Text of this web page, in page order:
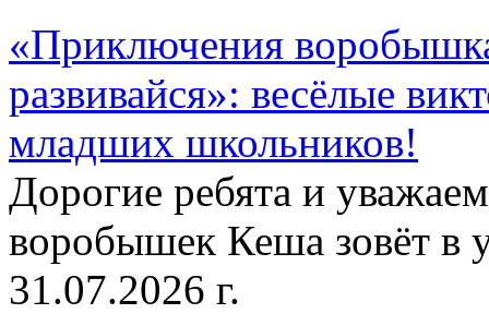
«Приключения
развивайся»: весёлые
младших школьников!
Дорогие ребята и
воробышек Кеша зовёт в
31.07.2026 г.